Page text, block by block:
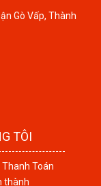
Gò Vấp, Thành
TÔI
Toán
thành